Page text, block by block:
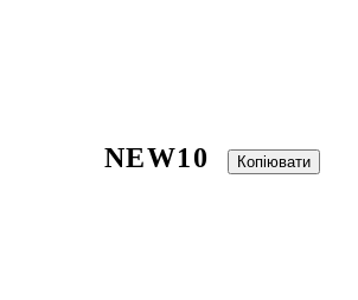
NEW10 Копіювати